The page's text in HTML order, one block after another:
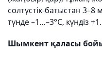
солтүстік-батыстан
түнде –1…–3°С, күндіз
Шымкент қаласы